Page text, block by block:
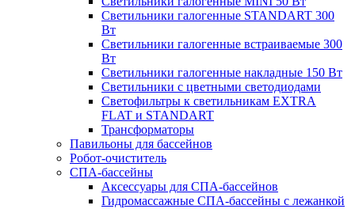
Светильники галогенные STANDART 300
Вт
Светильники галогенные встраиваемые 300
Вт
Светильники галогенные накладные 150 Вт
Светильники с цветными светодиодами
Светофильтры к светильникам EXTRA
FLAT и STANDART
Трансформаторы
Павильоны для бассейнов
Робот-очиститель
СПА-бассейны
Аксессуары для СПА-бассейнов
Гидромассажные СПА-бассейны с лежанкой